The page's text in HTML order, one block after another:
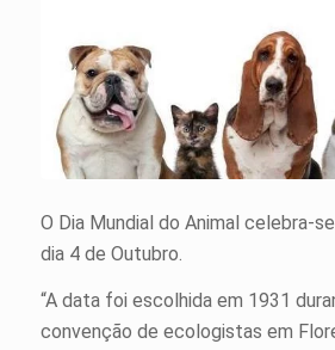
O Dia Mundial do Animal celebra-
dia 4 de Outubro.
“A data foi escolhida em 1931
convenção de ecologistas em